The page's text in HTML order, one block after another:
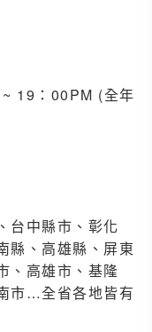
19：00PM (全年
台中縣市、彰化
縣、高雄縣、屏東
、高雄市、基隆
市…全省各地皆有